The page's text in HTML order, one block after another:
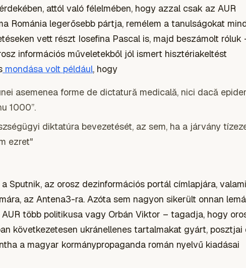
attól való félelmében, hogy azzal csak az AUR
Románia legerősebb pártja, remélem a tanulságokat
vett részt Iosefina Pascal is, majd beszámolt róluk
információs műveletekből jól ismert hisztériakeltést
mondása volt például, hogy
asemenea forme de dictatură medicală, nici dacă
1000”.
diktatúra bevezetését, az sem, ha a járvány
ezret"
Sputnik, az orosz dezinformációs portál címlapjára,
az Antena3-ra. Azóta sem nagyon sikerült onnan
több politikusa vagy Orbán Viktor – tagadja, hogy
következetesen ukránellenes tartalmakat gyárt, posztjai
a magyar kormánypropaganda román nyelvű kiadásai